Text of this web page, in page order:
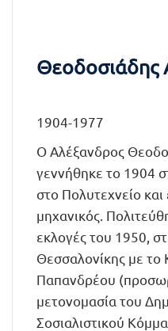
Θεοδοσιάδης
1904-1977
Ο Αλέξανδρος
γεννήθηκε το 1904
στο Πολυτεχνείο
μηχανικός.
εκλογές του 1950,
Θεσσαλονίκης με το
Παπανδρέου
μετονομασία του
Σοσιαλιστικού